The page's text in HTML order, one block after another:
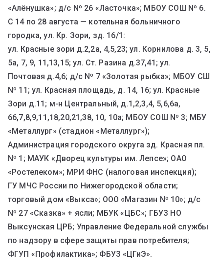
«Алёнушка»; д/с Nº 26 «Ласточка»; МБОУ СОШ Nº 6.
С 14 по 28 августа — котельная больничного
городка, ул. Кр. Зори, зд. 16/1:
ул. Красные зори д.2,2а, 4,5,23; ул. Корнилова д. 3, 5,
5а, 7, 9, 11,13,15; ул. Ст. Разина д.37,41; ул.
Почтовая д.4,6; д/с Nº 7 «Золотая рыбка»; МБОУ СШ
Nº 11; ул. Красная площадь, д. 14, 16; ул. Красные
Зори д.11; м-н Центральный, д.1,2,3,4, 5,6,6a,
66,7,8,9,11,18,20,21,38, 10, 10a; МБОУ СОШ Nº 3; МБУ
«Металлург» (стадион «Металлург»);
Администрация городского округа зд. Красная пл.
Nº 1; МАУК «Дворец культуры им. Лепсе»; ОАО
«Ростелеком»; МРИ ФНС (налоговая инспекция);
ГУ МЧС России по Нижегородской области;
торговый дом «Выкса»; ООО «Магазин Nº 10»; д/с
Nº 27 «Сказка» + ясли; МБУК «ЦБС»; ГБУЗ НО
Выксунская ЦРБ; Управление Федеральной службы
по надзору в сфере защиты прав потребителя;
ФГУП «Профилактика»; ФБУЗ «ЦГиЭ».